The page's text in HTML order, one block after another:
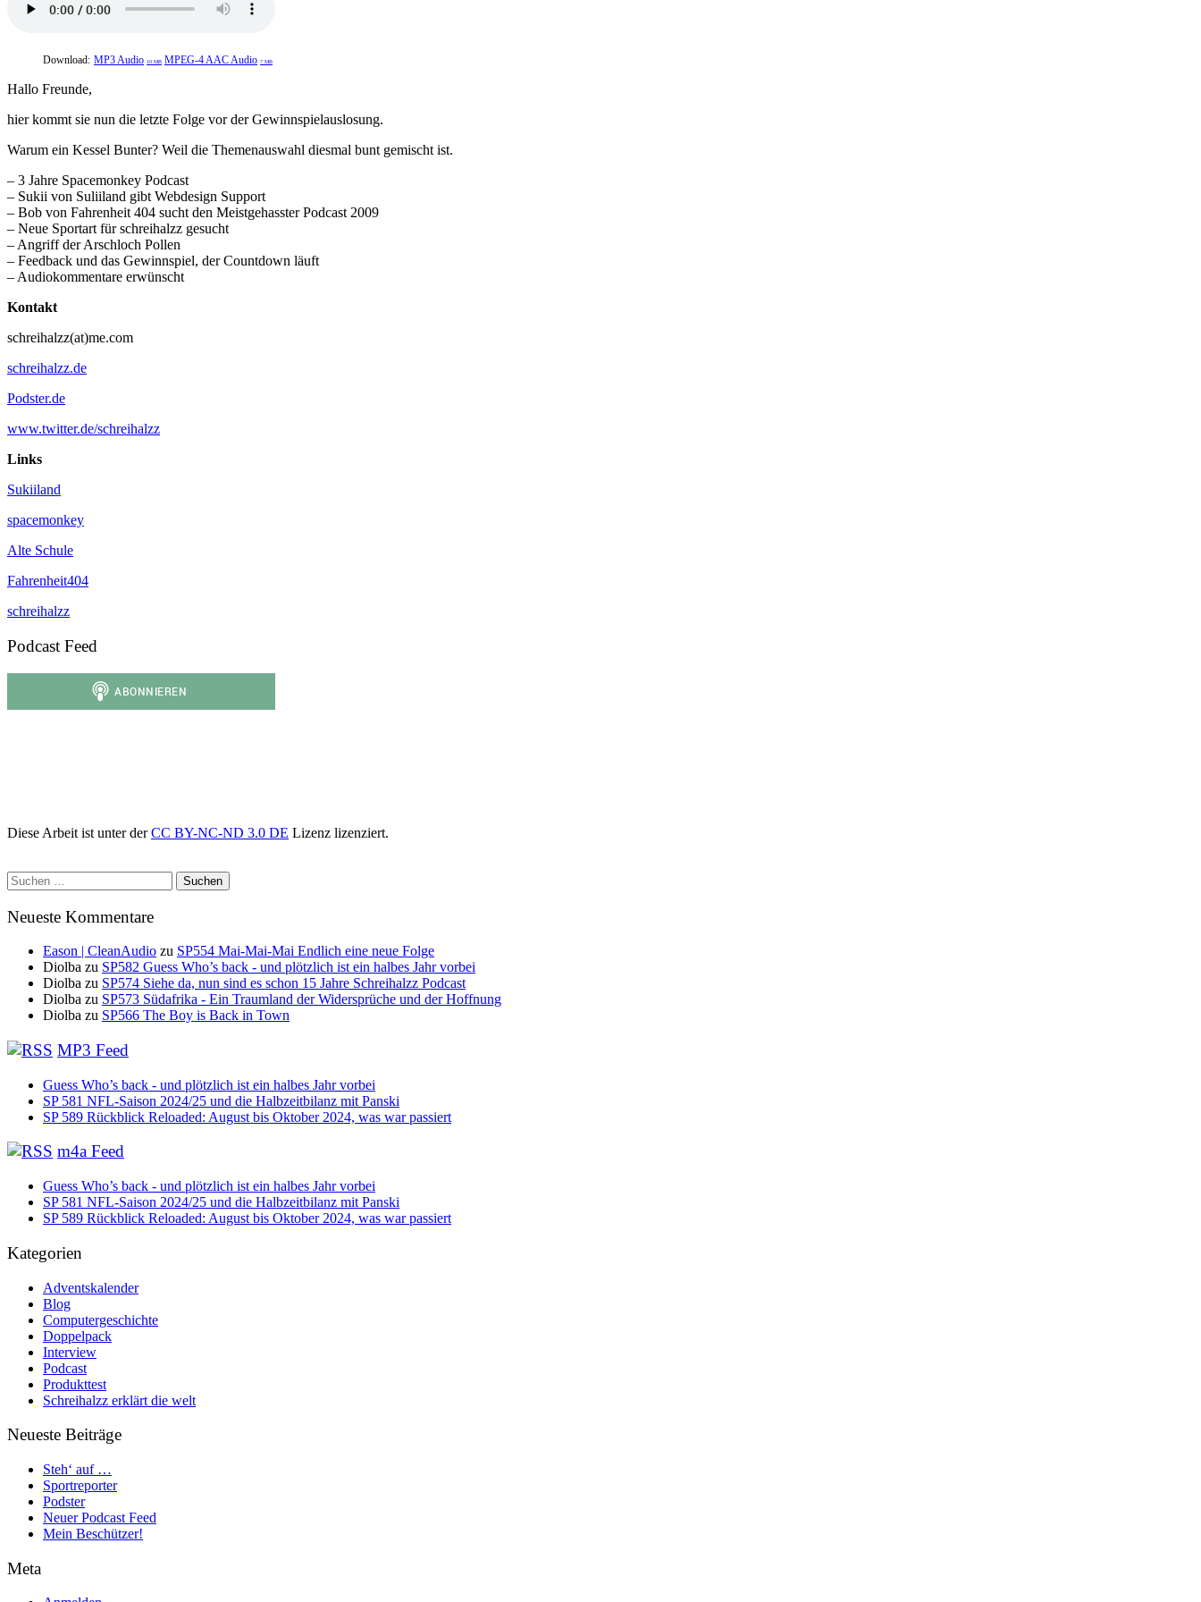
Download: MP3 Audio 10 MB MPEG-4 AAC Audio 7 MB
Hallo Freunde,
hier kommt sie nun die letzte Folge vor der Gewinnspielauslosung.
Warum ein Kessel Bunter? Weil die Themenauswahl diesmal bunt gemischt ist.
– 3 Jahre Spacemonkey Podcast
– Sukii von Suliiland gibt Webdesign Support
– Bob von Fahrenheit 404 sucht den Meistgehasster Podcast 2009
– Neue Sportart für schreihalzz gesucht
– Angriff der Arschloch Pollen
– Feedback und das Gewinnspiel, der Countdown läuft
– Audiokommentare erwünscht
Kontakt
schreihalzz(at)me.com
schreihalzz.de
Podster.de
www.twitter.de/schreihalzz
Links
Sukiiland
spacemonkey
Alte Schule
Fahrenheit404
schreihalzz
Podcast Feed
Diese Arbeit ist unter derCC BY-NC-ND 3.0 DE Lizenz lizenziert.
Suchen
nach:
Neueste Kommentare
Eason | CleanAudio zu SP554 Mai-Mai-Mai Endlich eine neue Folge
Diolba zu SP582 Guess Who’s back - und plötzlich ist ein halbes Jahr vorbei
Diolba zu SP574 Siehe da, nun sind es schon 15 Jahre Schreihalzz Podcast
Diolba zu SP573 Südafrika - Ein Traumland der Widersprüche und der Hoffnung
Diolba zu SP566 The Boy is Back in Town
MP3 Feed
Guess Who’s back - und plötzlich ist ein halbes Jahr vorbei
SP 581 NFL-Saison 2024/25 und die Halbzeitbilanz mit Panski
SP 589 Rückblick Reloaded: August bis Oktober 2024, was war passiert
m4a Feed
Guess Who’s back - und plötzlich ist ein halbes Jahr vorbei
SP 581 NFL-Saison 2024/25 und die Halbzeitbilanz mit Panski
SP 589 Rückblick Reloaded: August bis Oktober 2024, was war passiert
Kategorien
Adventskalender
Blog
Computergeschichte
Doppelpack
Interview
Podcast
Produkttest
Schreihalzz erklärt die welt
Neueste Beiträge
Steh‘ auf …
Sportreporter
Podster
Neuer Podcast Feed
Mein Beschützer!
Meta